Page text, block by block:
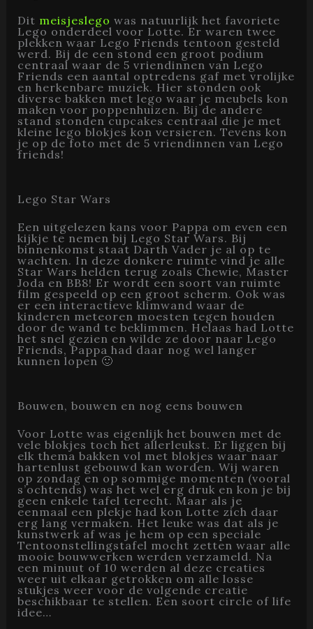
Dit meisjeslego was natuurlijk het favoriete
Lego onderdeel voor Lotte. Er waren twee
plekken waar Lego Friends tentoon gesteld
werd. Bij de een stond een groot podium
centraal waar de 5 vriendinnen van Lego
Friends een aantal optredens gaf met vrolijke
en herkenbare muziek. Hier stonden ook
diverse bakken met lego waar je meubels kon
maken voor poppenhuizen. Bij de andere
stand stonden cupcakes centraal die je met
kleine lego blokjes kon versieren. Tevens kon
je op de foto met de 5 vriendinnen van Lego
friends!
Lego Star Wars
Een uitgelezen kans voor Pappa om even een
kijkje te nemen bij Lego Star Wars. Bij
binnenkomst staat Darth Vader je al op te
wachten. In deze donkere ruimte vind je alle
Star Wars helden terug zoals Chewie, Master
Joda en BB8! Er wordt een soort van ruimte
film gespeeld op een groot scherm. Ook was
er een interactieve klimwand waar de
kinderen meteoren moesten tegen houden
door de wand te beklimmen. Helaas had Lotte
het snel gezien en wilde ze door naar Lego
Friends, Pappa had daar nog wel langer
kunnen lopen 🙂
Bouwen, bouwen en nog eens bouwen
Voor Lotte was eigenlijk het bouwen met de
vele blokjes toch het allerleukst. Er liggen bij
elk thema bakken vol met blokjes waar naar
hartenlust gebouwd kan worden. Wij waren
op zondag en op sommige momenten (vooral
s’ochtends) was het wel erg druk en kon je bij
geen enkele tafel terecht. Maar als je
eenmaal een plekje had kon Lotte zich daar
erg lang vermaken. Het leuke was dat als je
kunstwerk af was je hem op een speciale
Tentoonstellingstafel mocht zetten waar alle
mooie bouwwerken werden verzameld. Na
een minuut of 10 werden al deze creaties
weer uit elkaar getrokken om alle losse
stukjes weer voor de volgende creatie
beschikbaar te stellen. Een soort circle of life
idee…